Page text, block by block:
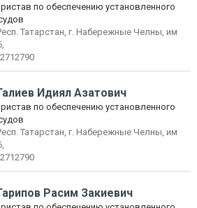
по обеспечению установленного
Татарстан, г. Набережные Челны, им
Идиял Азатович
по обеспечению установленного
Татарстан, г. Набережные Челны, им
Расим Закиевич